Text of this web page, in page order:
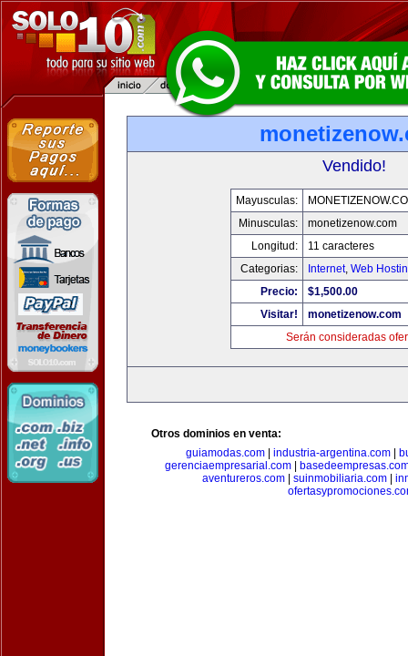
Vendido!
Mayusculas:
Minusculas:
monetizenow.com
Longitud:
11 caracteres
Categorias:
Internet, Web
Precio:
$1,500.00
Visitar!
monetizenow.com
Serán consideradas
Otros dominios en venta:
guiamodas.com| industria-argentina.com|
gerenciaempresarial.com|
aventureros.com| suinmobiliaria.com|